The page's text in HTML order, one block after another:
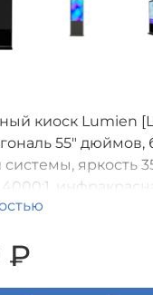
киоск Lumien
55" дюймов,
яркость
4000:1,
₽